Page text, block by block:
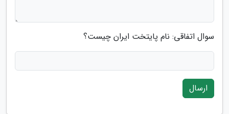
سوال اتفاقی: نام پایتخت ایران چیست؟
ارسال